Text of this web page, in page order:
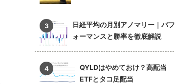
日経平均の月別アノマリー｜パフ
ォーマンスと勝率を徹底解説
QYLDはやめておけ？高配当
ETFとタコ足配当